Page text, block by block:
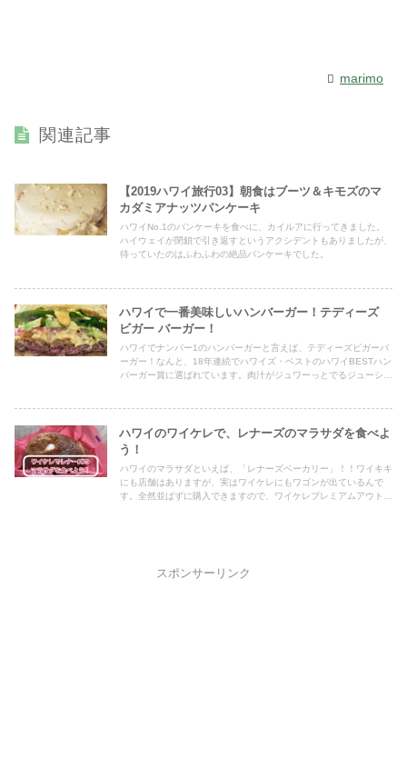
marimo
関連記事
【2019ハワイ旅行03】朝食はブーツ＆キモズのマ
カダミアナッツパンケーキ
ハワイNo.1のパンケーキを食べに、カイルアに行ってきました。
ハイウェイが閉鎖で引き返すというアクシデントもありましたが、
待っていたのはふわふわの絶品パンケーキでした。
ハワイで一番美味しいハンバーガー！テディーズ
ビガー バーガー！
ハワイでナンバー1のハンバーガーと言えば、テディーズビガーバ
ーガー！なんと、18年連続でハワイズ・ベストのハワイBESTハン
バーガー賞に選ばれています。肉汁がジュワーっとでるジューシー
ハワイのワイケレで、レナーズのマラサダを食べよ
う！
ハワイのマラサダといえば、「レナーズベーカリー」！！ワイキキ
にも店舗はありますが、実はワイケレにもワゴンが出ているんで
す。全然並ばずに購入できますので、ワイケレプレミアムアウトレ
スポンサーリンク